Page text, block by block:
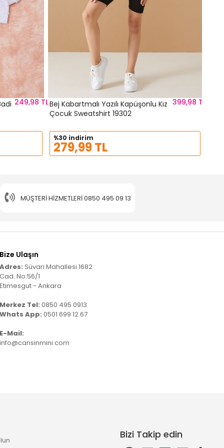
249,98 TLBej Kabartmalı Yazılı Kapüşonlu Kız
Çocuk Sweatshirt 19302
399,98 TL
%30 indirim
279,99 TL
MÜŞTERI HIZMETLERI0850 495 09 13
Bize Ulaşın
Adres: Süvari Mahallesi 1682
Cad. No:56/1
Etimesgut - Ankara
Merkez Tel: 0850 495 0913
Whats App: 0501 699 12 67
E-Mail:
info@cansinmini.com
Bizi Takip edin